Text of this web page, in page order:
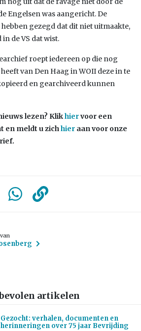
Engelsen was aangericht. De
gezegd dat dit niet uitmaakte,
de VS dat wist.
roept iedereen op die nog
van Den Haag in WOII deze in te
en gearchiveerd kunnen
lezen? Klikhiervoor een
en meldt u zichhier aan voor onze
artikelen
Gezocht: verhalen, documenten en
herinneringen over 75 jaar Bevrijding